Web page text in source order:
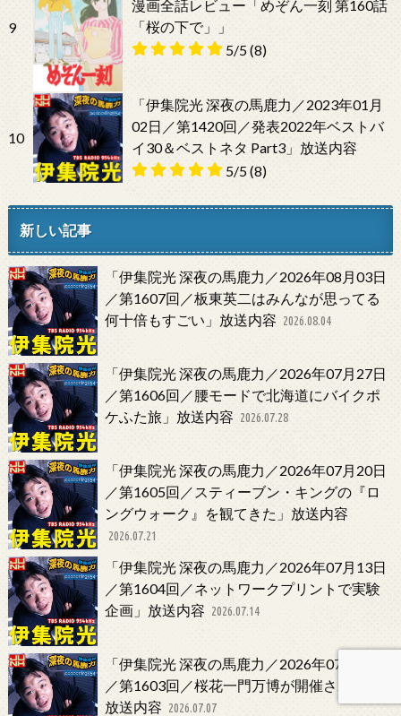
9
漫画全話レビュー「めぞん一刻 第160話
「桜の下で」」
5/5(8)
10
「伊集院光 深夜の馬鹿力／2023年01月
02日／第1420回／発表2022年ベストバ
イ30＆ベストネタ Part3」放送内容
5/5(8)
新しい記事
「伊集院光 深夜の馬鹿力／2026年08月03日
／第1607回／板東英二はみんなが思ってる
何十倍もすごい」放送内容 2026.08.04
「伊集院光 深夜の馬鹿力／2026年07月27日
／第1606回／腰モードで北海道にバイクポ
ケふた旅」放送内容 2026.07.28
「伊集院光 深夜の馬鹿力／2026年07月20日
／第1605回／スティーブン・キングの『ロ
ングウォーク』を観てきた」放送内容
2026.07.21
「伊集院光 深夜の馬鹿力／2026年07月13日
／第1604回／ネットワークプリントで実験
企画」放送内容 2026.07.14
「伊集院光 深夜の馬鹿力／2026年07月06日
／第1603回／桜花一門万博が開催された」
放送内容 2026.07.07